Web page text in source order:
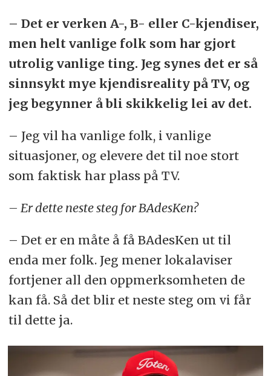
– Det er verken A-, B- eller C-kjendiser,
men helt vanlige folk som har gjort
utrolig vanlige ting. Jeg synes det er så
sinnsykt mye kjendisreality på TV, og
jeg begynner å bli skikkelig lei av det.
– Jeg vil ha vanlige folk, i vanlige
situasjoner, og elevere det til noe stort
som faktisk har plass på TV.
– Er dette neste steg for BAdesKen?
– Det er en måte å få BAdesKen ut til
enda mer folk. Jeg mener lokalaviser
fortjener all den oppmerksomheten de
kan få. Så det blir et neste steg om vi får
til dette ja.